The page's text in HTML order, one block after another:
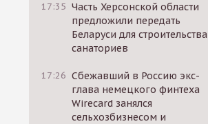
17:35 Часть Херсонской области
предложили передать
Беларуси для строительства
санаториев
17:26 Сбежавший в Россию экс-
глава немецкого финтеха
Wirecard занялся
сельхозбизнесом и